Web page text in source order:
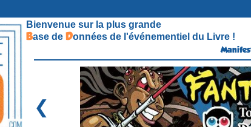
Bienvenue sur la plus grande
Base de Données de l'événementiel du Livre !
❮